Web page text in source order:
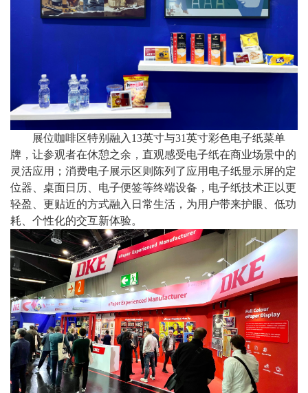
展位咖啡区特别融入13英寸与31英寸彩色电子纸菜单
牌，让参观者在休憩之余，直观感受电子纸在商业场景中的
灵活应用；消费电子展示区则陈列了应用电子纸显示屏的定
位器、桌面日历、电子便签等终端设备，电子纸技术正以更
轻盈、更贴近的方式融入日常生活，为用户带来护眼、低功
耗、个性化的交互新体验。